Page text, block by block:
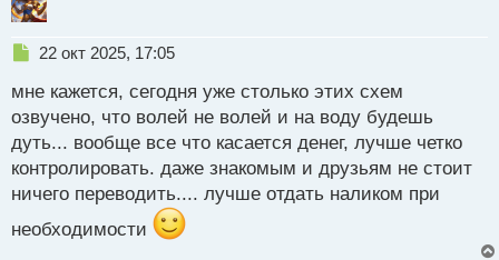
Н
п
р
о
ч
и
т
н
22 окт 2025, 17:05
мне кажется, сегодня уже столько этих схем
озвучено, что волей не волей и на воду будешь
дуть... вообще все что касается денег, лучше четко
контролировать. даже знакомым и друзьям не стоит
ничего переводить.... лучше отдать наликом при
необходимости